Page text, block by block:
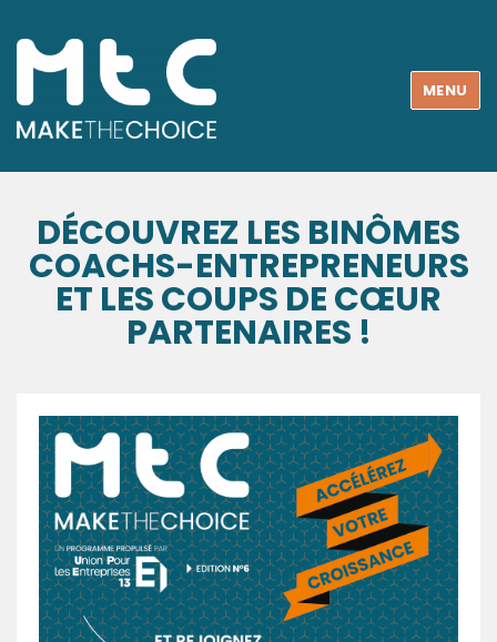
MENU
DÉCOUVREZ LES BINÔMES
COACHS-ENTREPRENEURS
ET LES COUPS DE CŒUR
PARTENAIRES !